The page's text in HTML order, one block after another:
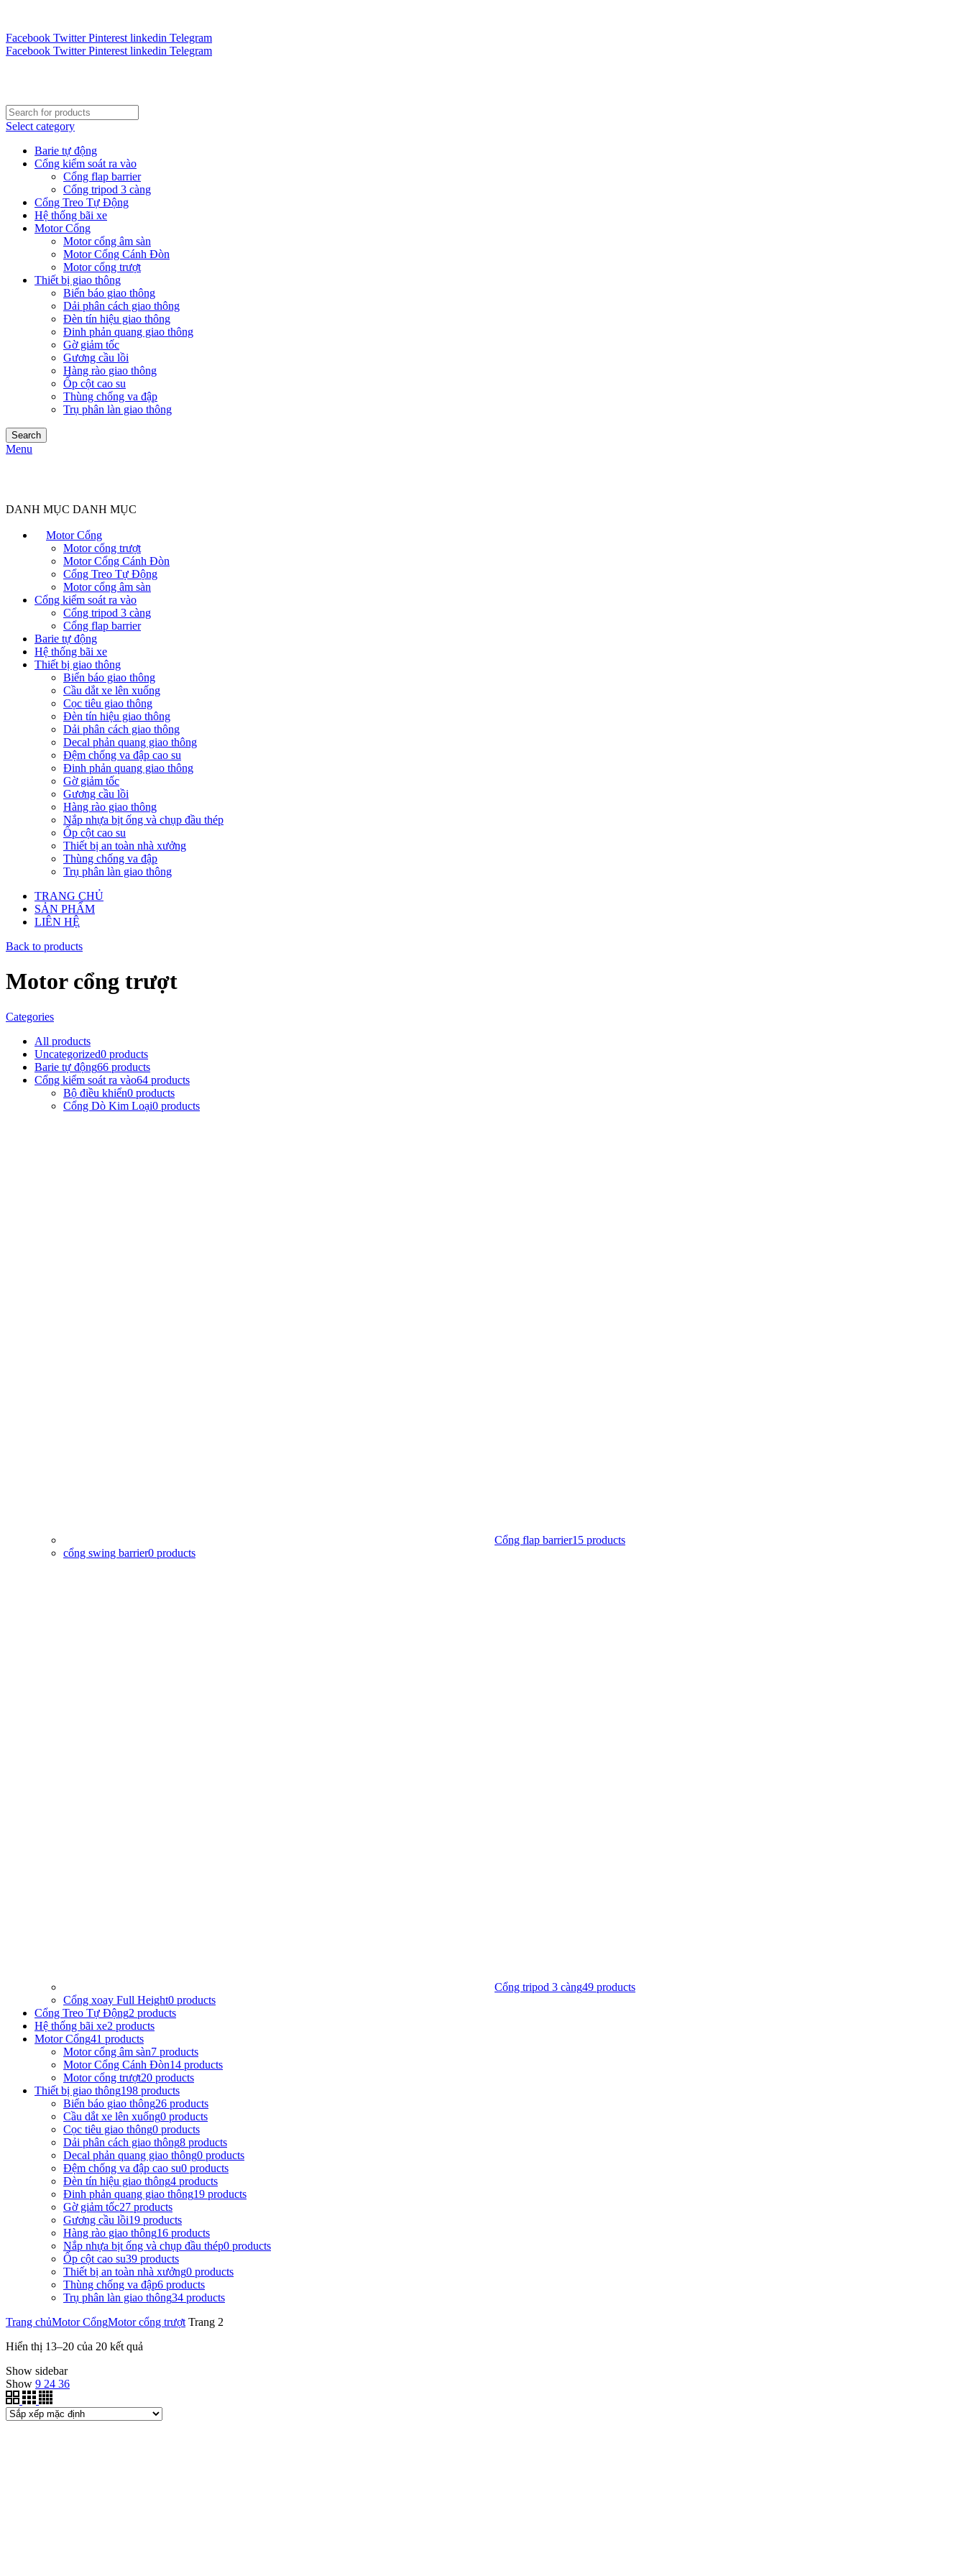
Facebook Twitter Pinterest linkedin Telegram
Facebook Twitter Pinterest linkedin Telegram
Select category
Barie tự động
Cổng kiểm soát ra vào
Cổng flap barrier
Cổng tripod 3 càng
Cổng Treo Tự Động
Hệ thống bãi xe
Motor Cổng
Motor cổng âm sàn
Motor Cổng Cánh Đòn
Motor cổng trượt
Thiết bị giao thông
Biển báo giao thông
Dải phân cách giao thông
Đèn tín hiệu giao thông
Đinh phản quang giao thông
Gờ giảm tốc
Gương cầu lồi
Hàng rào giao thông
Ốp cột cao su
Thùng chống va đập
Trụ phân làn giao thông
Search
Menu
DANH MỤC DANH MỤC
Motor Cổng
Motor cổng trượt
Motor Cổng Cánh Đòn
Cổng Treo Tự Động
Motor cổng âm sàn
Cổng kiểm soát ra vào
Cổng tripod 3 càng
Cổng flap barrier
Barie tự động
Hệ thống bãi xe
Thiết bị giao thông
Biển báo giao thông
Cầu dắt xe lên xuống
Cọc tiêu giao thông
Đèn tín hiệu giao thông
Dải phân cách giao thông
Decal phản quang giao thông
Đệm chống va đập cao su
Đinh phản quang giao thông
Gờ giảm tốc
Gương cầu lồi
Hàng rào giao thông
Nắp nhựa bịt ống và chụp đầu thép
Ốp cột cao su
Thiết bị an toàn nhà xưởng
Thùng chống va đập
Trụ phân làn giao thông
TRANG CHỦ
SẢN PHẨM
LIÊN HỆ
Back to products
Motor cổng trượt
Categories
All products
Uncategorized0 products
Barie tự động66 products
Cổng kiểm soát ra vào64 products
Bộ điều khiển0 products
Cổng Dò Kim Loại0 products
Cổng flap barrier15 products
cổng swing barrier0 products
Cổng tripod 3 càng49 products
Cổng xoay Full Height0 products
Cổng Treo Tự Động2 products
Hệ thống bãi xe2 products
Motor Cổng41 products
Motor cổng âm sàn7 products
Motor Cổng Cánh Đòn14 products
Motor cổng trượt20 products
Thiết bị giao thông198 products
Biển báo giao thông26 products
Cầu dắt xe lên xuống0 products
Cọc tiêu giao thông0 products
Dải phân cách giao thông8 products
Decal phản quang giao thông0 products
Đệm chống va đập cao su0 products
Đèn tín hiệu giao thông4 products
Đinh phản quang giao thông19 products
Gờ giảm tốc27 products
Gương cầu lồi19 products
Hàng rào giao thông16 products
Nắp nhựa bịt ống và chụp đầu thép0 products
Ốp cột cao su39 products
Thiết bị an toàn nhà xưởng0 products
Thùng chống va đập6 products
Trụ phân làn giao thông34 products
Trang chủMotor CổngMotor cổng trượt Trang 2
Hiển thị 13–20 của 20 kết quả
Show sidebar
Show 9 24 36